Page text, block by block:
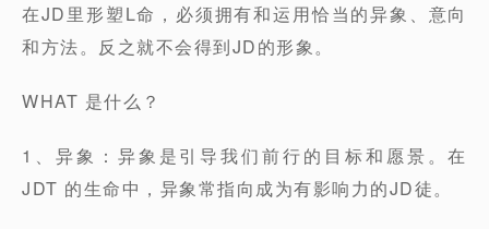
在JD里形塑L命，必须拥有和运用恰当的异象、意向
和方法。反之就不会得到JD的形象。
WHAT 是什么？
1、异象：异象是引导我们前行的目标和愿景。在
JDT 的生命中，异象常指向成为有影响力的JD徒。